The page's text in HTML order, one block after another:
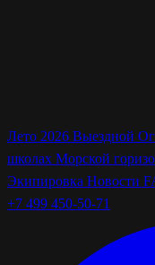
Лето 2026 Выездной
школах Морской
Экипировка Новости
+7 499 450-50-71